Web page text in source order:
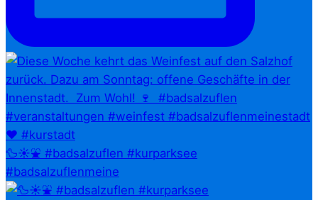
🦆☀️⛲ #badsalzuflen #kurparksee
#badsalzuflenmeine